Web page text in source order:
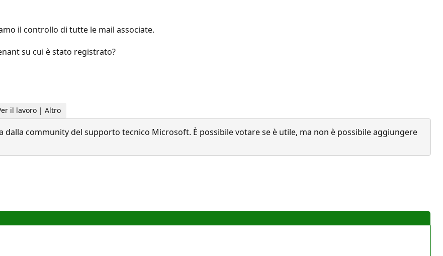
il controllo di tutte le mail associate.
su cui è stato registrato?
il lavoro | Altro
dalla community del supporto tecnico Microsoft. È possibile votare se è utile, ma non è possibile aggiungere